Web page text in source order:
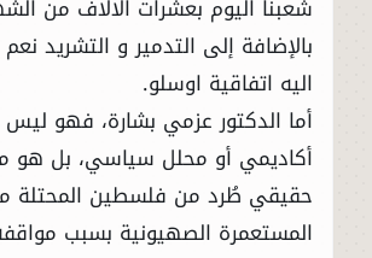
شعبنا اليوم بعشرات الالاف من
بالإضافة إلى التدمير و التشريد
اليه اتفاقية اوسلو.
أما الدكتور عزمي بشارة، فهو
أكاديمي أو محلل سياسي، بل هو
حقيقي طُرد من فلسطين المحتلة
المستعمرة الصهيونية بسبب